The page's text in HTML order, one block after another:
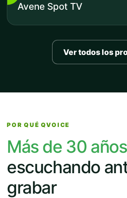
Avene Spot TV
Ver todos los
POR QUÉ QVOICE
Más de 30 años
escuchando
grabar